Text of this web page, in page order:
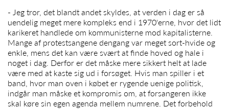
- Jeg tror, det blandt andet skyldes, at verden i dag er så
uendelig meget mere kompleks end i 1970'erne, hvor det lidt
karikeret handlede om kommunisterne mod kapitalisterne.
Mange af protestsangene dengang var meget sort-hvide og
enkle, mens det kan være svært at finde hoved og hale i
noget i dag. Derfor er det måske mere sikkert helt at lade
være med at kaste sig ud i forsøget. Hvis man spiller i et
band, hvor man oven i købet er rygende uenige politisk,
indgår man måske et kompromis om, at forsangeren ikke
skal køre sin egen agenda mellem numrene. Det forbehold